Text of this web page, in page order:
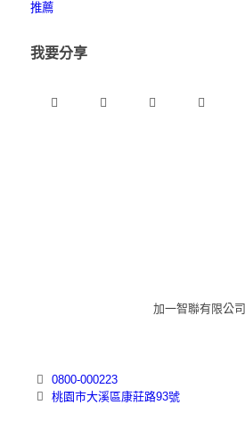
推薦
我要分享
加一智聯有限公司
0800-000223
桃園市大溪區康莊路93號